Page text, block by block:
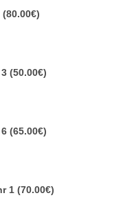
(80.00€)
(50.00€)
(65.00€)
1 (70.00€)